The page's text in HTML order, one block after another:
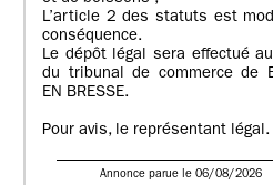
L’article 2 des statuts est
conséquence.
Le dépôt légal sera effectué
du tribunal de commerce de
EN BRESSE.
Pour avis, le représentant légal.
Annonce parue le 06/08/2026